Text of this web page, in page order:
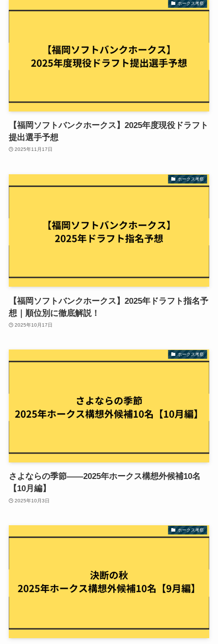
ホークス考察
【福岡ソフトバンクホークス】2025年度現役ドラフト
提出選手予想
2025年11月17日
ホークス考察
【福岡ソフトバンクホークス】2025年ドラフト指名予
想｜順位別に徹底解説！
2025年10月17日
ホークス考察
さよならの季節——2025年ホークス構想外候補10名
【10月編】
2025年10月3日
ホークス考察